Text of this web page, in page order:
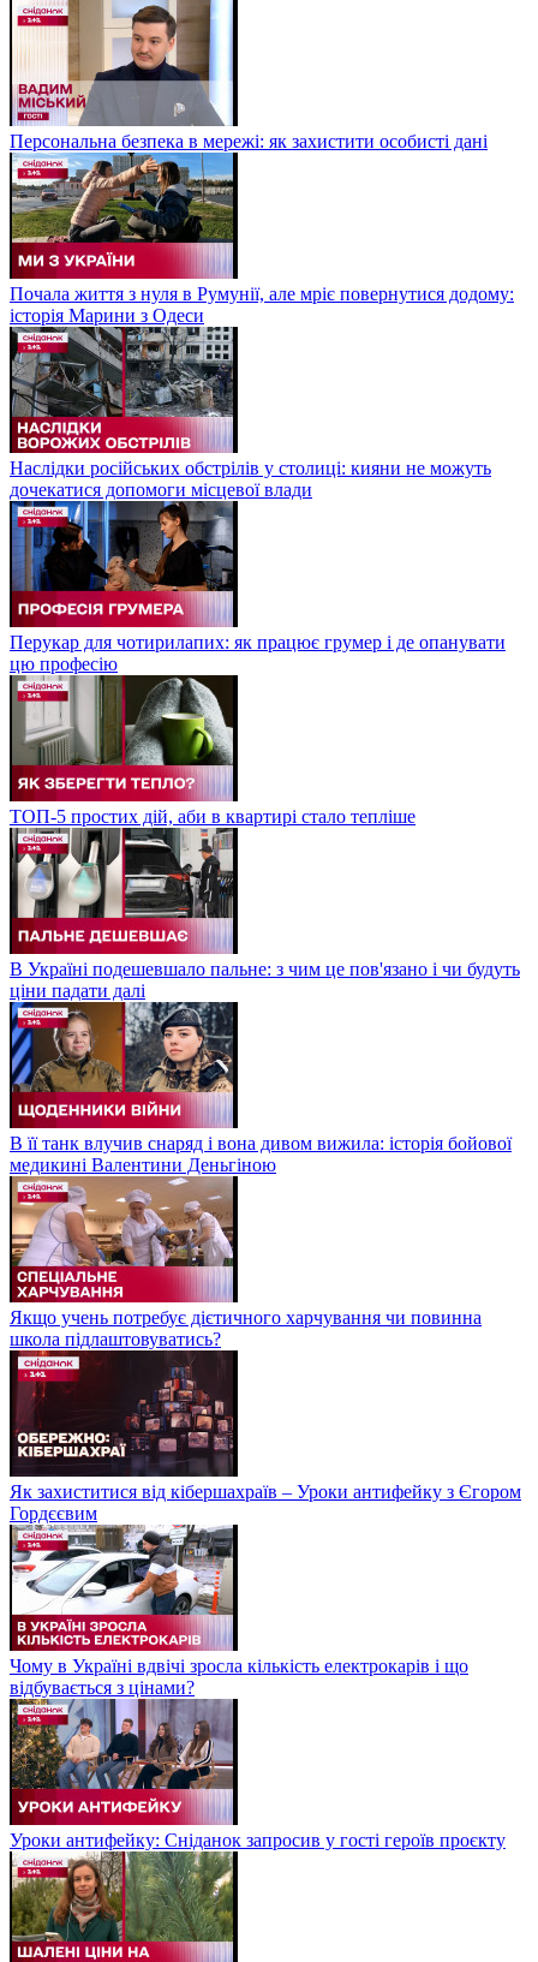
Персональна безпека в мережі: як захистити особисті дані
Почала життя з нуля в Румунії, але мріє повернутися додому:
історія Марини з Одеси
Наслідки російських обстрілів у столиці: кияни не можуть
дочекатися допомоги місцевої влади
Перукар для чотирилапих: як працює грумер і де опанувати
цю професію
ТОП-5 простих дій, аби в квартирі стало тепліше
В Україні подешевшало пальне: з чим це пов'язано і чи будуть
ціни падати далі
В її танк влучив снаряд і вона дивом вижила: історія бойової
медикині Валентини Деньгіною
Якщо учень потребує дієтичного харчування чи повинна
школа підлаштовуватись?
Як захиститися від кібершахраїв – Уроки антифейку з Єгором
Гордєєвим
Чому в Україні вдвічі зросла кількість електрокарів і що
відбувається з цінами?
Уроки антифейку: Сніданок запросив у гості героїв проєкту